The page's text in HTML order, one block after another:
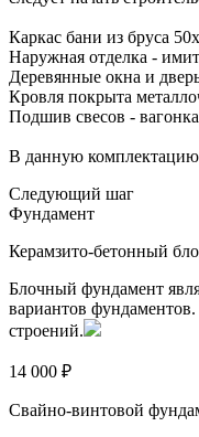
Каркас бани из бруса
Наружная отделка -
Деревянные окна и
Кровля покрыта
Подшив свесов -
В данную
Следующий шаг
Фундамент
Керамзито-бетонный
Блочный фундамент
вариантов
строений.
14 000 ₽
Свайно-винтовой